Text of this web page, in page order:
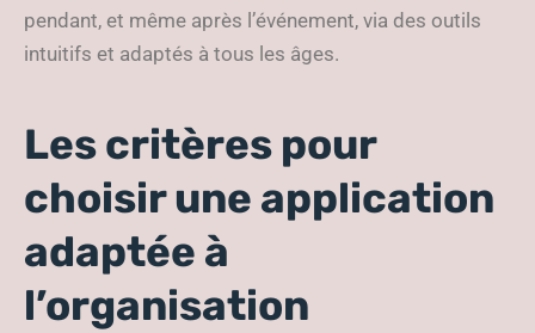
pendant, et même après l’événement, via des outils
intuitifs et adaptés à tous les âges.
Les critères pour
choisir une application
adaptée à
l’organisation